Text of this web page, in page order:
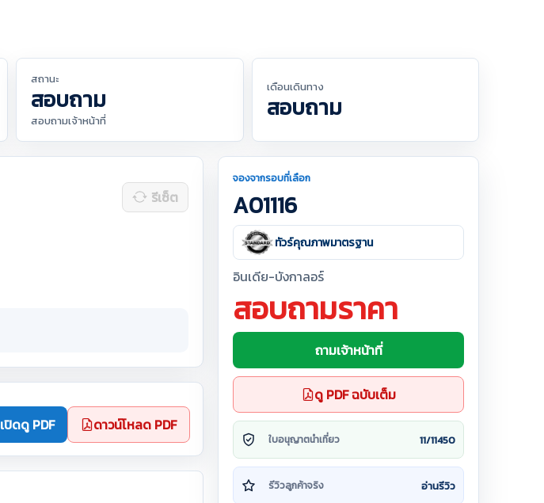
สถานะ
สอบถาม
สอบถามเจ้าหน้าที่
เดือนเดินทาง
สอบถาม
รีเซ็ต
เปิดดู PDF ดาวน์โหลด PDF
จองจากรอบที่เลือก
A01116
ทัวร์คุณภาพมาตรฐาน
อินเดีย-บังกาลอร์
สอบถามราคา
ถามเจ้าหน้าที่
ดู PDF ฉบับเต็ม
ใบอนุญาตนำเที่ยว 11/11450
รีวิวลูกค้าจริง อ่านรีวิว